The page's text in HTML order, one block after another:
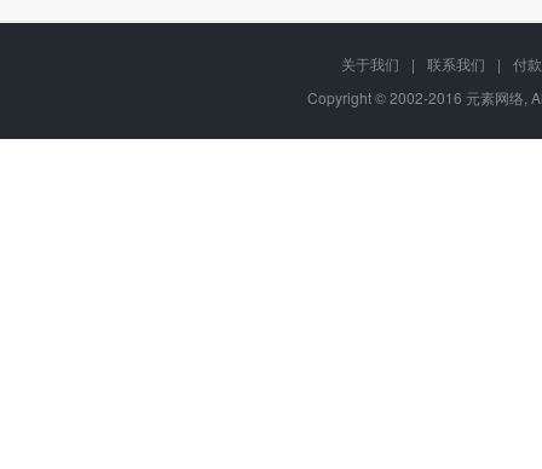
关于我们 | 联系我们 |
付
Copyright © 2002-2016 元素网络,